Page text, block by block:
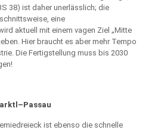
38) ist daher unerlässlich; die
eine
aktuell mit einem vagen Ziel „Mitte
Hier braucht es aber mehr Tempo
Die Fertigstellung muss bis 2030
ist ebenso die schnelle